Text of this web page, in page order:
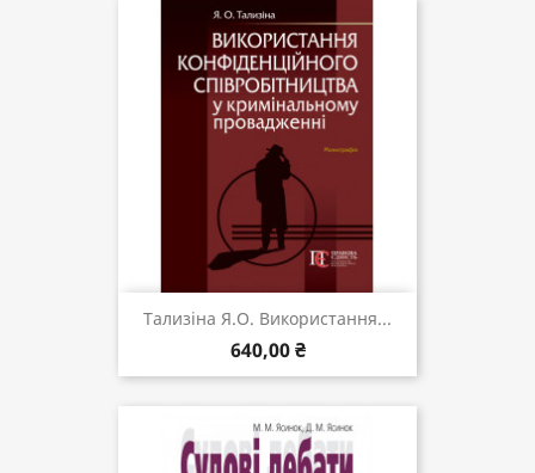
Тализіна Я.О. Використання...
640,00 ₴